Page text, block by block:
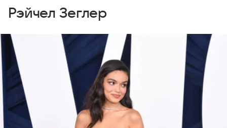
Рэйчел Зеглер